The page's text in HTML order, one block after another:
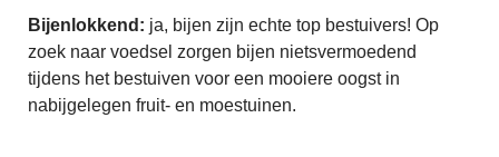
Bijenlokkend: ja, bijen zijn echte top bestuivers! Op
zoek naar voedsel zorgen bijen nietsvermoedend
tijdens het bestuiven voor een mooiere oogst in
nabijgelegen fruit- en moestuinen.